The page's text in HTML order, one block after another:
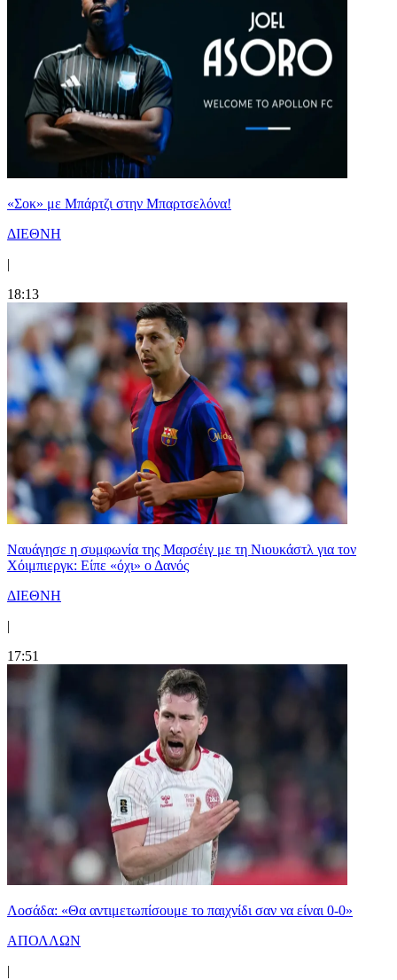
«Σοκ» με Μπάρτζι στην Μπαρτσελόνα!
ΔΙΕΘΝΗ
|
18:13
Ναυάγησε η συμφωνία της Μαρσέιγ με τη Νιουκάστλ για τον
Χόιμπιεργκ: Είπε «όχι» ο Δανός
ΔΙΕΘΝΗ
|
17:51
Λοσάδα: «Θα αντιμετωπίσουμε το παιχνίδι σαν να είναι 0-0»
ΑΠΟΛΛΩΝ
|